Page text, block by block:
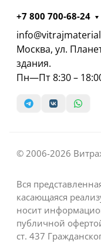
+7 800 700-68-24
Москва, ул.
здания.
Пн—Пт 8:30 –
© 2006-2026
Вся
касающаяся
носит
публичной
ст. 437